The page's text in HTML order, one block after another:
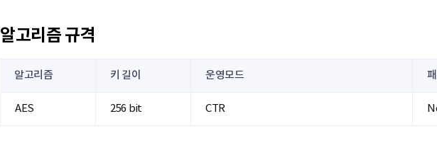
알고리즘 규격
알고리즘 키 길이 운영모드
AES 256 bit CTR